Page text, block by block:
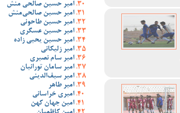
امیر حسین صالحی منش
امیر حسین صالحی‌منش
امیر حسین طاحونی
امیر حسین عسگری
امیر حسین یحیی زاده
امیر زلیکانی
امیر سام نصیری
امیر سامان تورانیان
امیر سیف‌الدینی
امیر طاهر
امیری خراسانی
امین جهان کهن